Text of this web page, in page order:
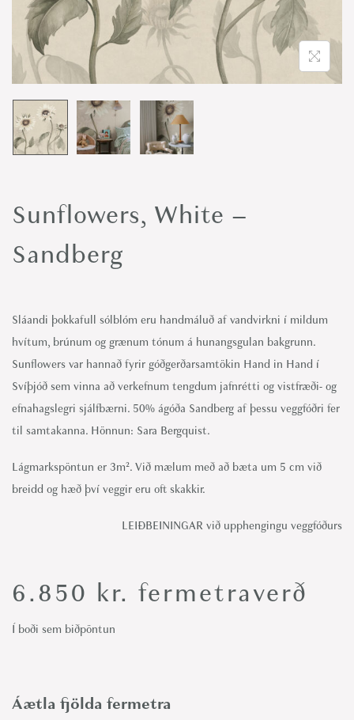
Sunflowers, White –
Sandberg
6.850 kr. fermetraverð
Sláandi þokkafull sólblóm eru handmáluð af vandvirkni í mildum
hvítum, brúnum og grænum tónum á hunangsgulan bakgrunn.
Sunflowers var hannað fyrir góðgerðarsamtökin Hand in Hand í
Svíþjóð sem vinna að verkefnum tengdum jafnrétti og vistfræði- og
efnahagslegri sjálfbærni. 50% ágóða Sandberg af þessu veggfóðri fer
til samtakanna. Hönnun: Sara Bergquist.
Lágmarkspöntun er 3m². Við mælum með að bæta um 5 cm við
breidd og hæð því veggir eru oft skakkir.
LEIÐBEININGAR við upphengingu veggfóðurs
Í boði sem biðpöntun
Áætla fjölda fermetra